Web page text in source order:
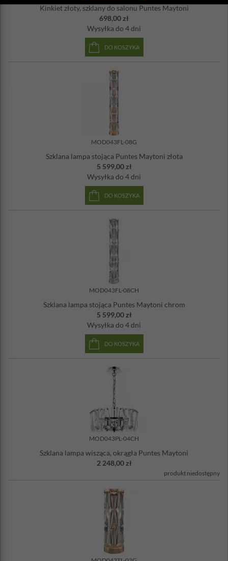
Kinkiet złoty, szklany do salonu Puntes Maytoni
698,00 zł
Wysyłka do 4 dni
DO KOSZYKA
MOD043FL-08G
Szklana lampa stojąca Puntes Maytoni złota
5 599,00 zł
Wysyłka do 4 dni
DO KOSZYKA
MOD043FL-08CH
Szklana lampa stojąca Puntes Maytoni chrom
5 599,00 zł
Wysyłka do 4 dni
DO KOSZYKA
MOD043PL-04CH
Szklana lampa wisząca, okrągła Puntes Maytoni
2 248,00 zł
produkt niedostępny